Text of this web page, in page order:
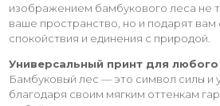
изображением бамбукового леса не
ваше пространство, но и подарят
спокойствия и единения с природой.
Универсальный принт для любого
Бамбуковый лес — это символ силы и
благодаря своим мягким оттенкам